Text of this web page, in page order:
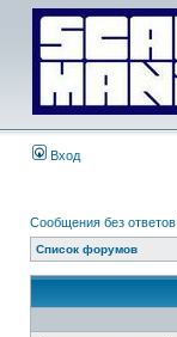
Вход
Сообщения без ответов
Список форумов